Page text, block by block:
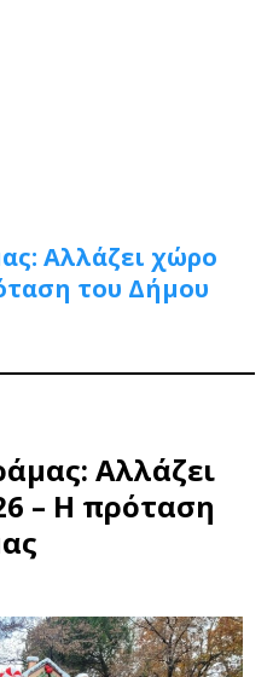
Αλλάζει χώρο
του Δήμου
Αλλάζει
– Η πρόταση